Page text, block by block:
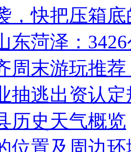
，快把压箱
东菏泽：
周末游玩推
抽逃出资认
历史天气概览
位置及周边